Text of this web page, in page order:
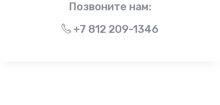
Позвоните нам:
+7 812 209-1346